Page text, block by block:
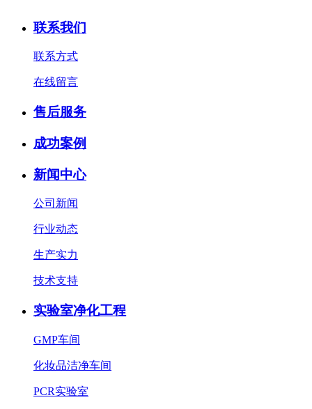
联系我们
联系方式
在线留言
售后服务
成功案例
新闻中心
公司新闻
行业动态
生产实力
技术支持
实验室净化工程
GMP车间
化妆品洁净车间
PCR实验室